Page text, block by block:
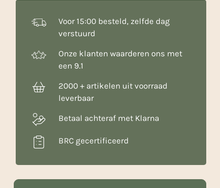
Voor 15:00 besteld, zelfde dag
verstuurd
Onze klanten waarderen ons met
een 9.1
2000 + artikelen uit voorraad
leverbaar
Betaal achteraf met Klarna
BRC gecertificeerd